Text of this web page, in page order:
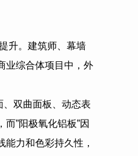
升。建筑师、幕墙
业综合体项目中，外
双曲面板、动态表
”阳极氧化铝板”因
力和色彩持久性，